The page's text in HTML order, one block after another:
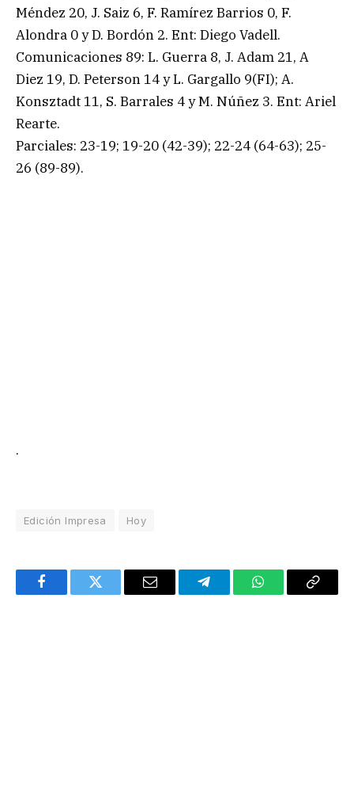
Méndez 20, J. Saiz 6, F. Ramírez Barrios 0, F.
Alondra 0 y D. Bordón 2. Ent: Diego Vadell.
Comunicaciones 89: L. Guerra 8, J. Adam 21, A
Diez 19, D. Peterson 14 y L. Gargallo 9(FI); A.
Konsztadt 11, S. Barrales 4 y M. Núñez 3. Ent: Ariel
Rearte.
Parciales: 23-19; 19-20 (42-39); 22-24 (64-63); 25-
26 (89-89).
.
Edición Impresa Hoy
FacebookTwitter Email TelegramWhatsAppCopy